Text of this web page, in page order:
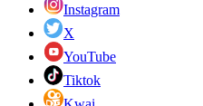
Instagram
X
YouTube
Tiktok